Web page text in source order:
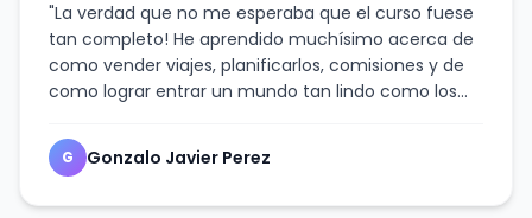
"La verdad que no me esperaba que el curso fuese
tan completo! He aprendido muchísimo acerca de
como vender viajes, planificarlos, comisiones y de
como lograr entrar un mundo tan lindo como los
G Gonzalo Javier Perez